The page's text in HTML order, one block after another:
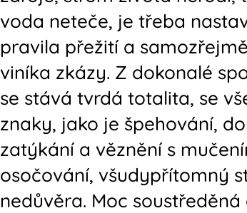
voda neteče, je třeba
pravila přežití a
viníka zkázy. Z dokonalé
se stává tvrdá totalita, se
znaky, jako je špehování,
zatýkání a věznění s
osočování, všudypřítomný
nedůvěra. Moc soustředěná